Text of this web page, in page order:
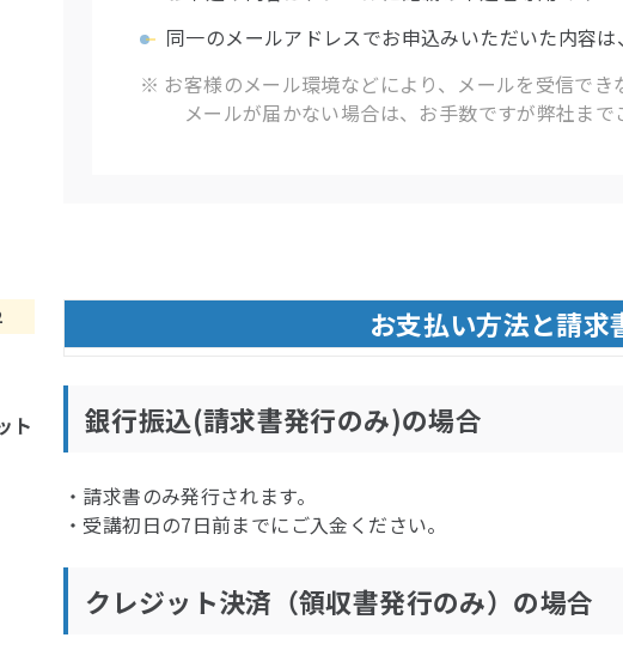
同一のメールアドレスでお申込みいただいた内容
※ お客様のメール環境などにより、メールを受信でき
メールが届かない場合は、お手数ですが弊社まで
お支払い方法と請
銀行振込(請求書発行のみ)の場合
・請求書のみ発行されます。
・受講初日の7日前までにご入金ください。
クレジット決済（領収書発行のみ）の場合